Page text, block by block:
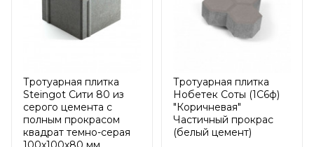
Тротуарная плитка
Steingot Сити 80 из
серого цемента с
полным прокрасом
квадрат темно-серая
Тротуарная плитка
Нобетек Соты (1С6ф)
"Коричневая"
Частичный прокрас
(белый цемент)